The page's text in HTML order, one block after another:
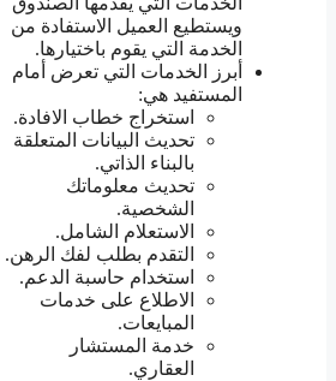
ويستطيع العميل الاستفادة من
الخدمة التي يقوم باختيارها.
أبرز الخدمات التي تعرض أمام
المستفيد هي:
استخراج خطاب الافادة.
تحديث البيانات المتعلقة
بالبناء الذاتي.
تحديث معلوماتك
الشخصية.
الاستعلام الشامل.
التقدم بطلب لفك الرهن.
استخدام حاسبة الدعم.
الاطلاع على خدمات
المبايعات.
خدمة المستشار
العقاري.